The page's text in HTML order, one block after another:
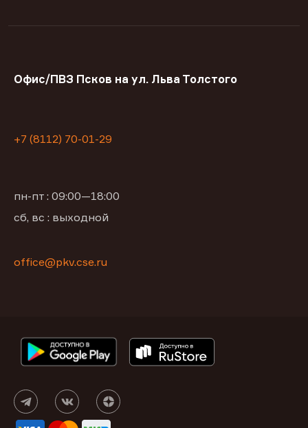
Офис/ПВЗ Псков на ул. Льва Толстого
+7 (8112) 70-01-29
пн-пт : 09:00—18:00
сб, вс : выходной
office@pkv.cse.ru